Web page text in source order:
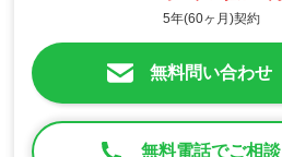
5年(60ヶ月)契約
無料問い合わせ
無料電話でご相談